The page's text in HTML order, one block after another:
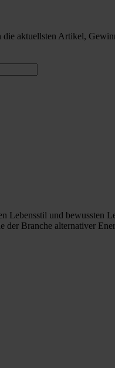
die aktuellsten Artikel,
Lebensstil und bewussten
der Branche alternativer